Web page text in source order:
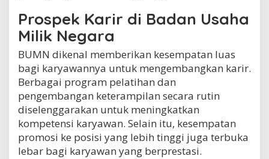
Prospek Karir di Badan Usaha
Milik Negara
BUMN dikenal memberikan kesempatan luas
bagi karyawannya untuk mengembangkan karir.
Berbagai program pelatihan dan
pengembangan keterampilan secara rutin
diselenggarakan untuk meningkatkan
kompetensi karyawan. Selain itu, kesempatan
promosi ke posisi yang lebih tinggi juga terbuka
lebar bagi karyawan yang berprestasi.